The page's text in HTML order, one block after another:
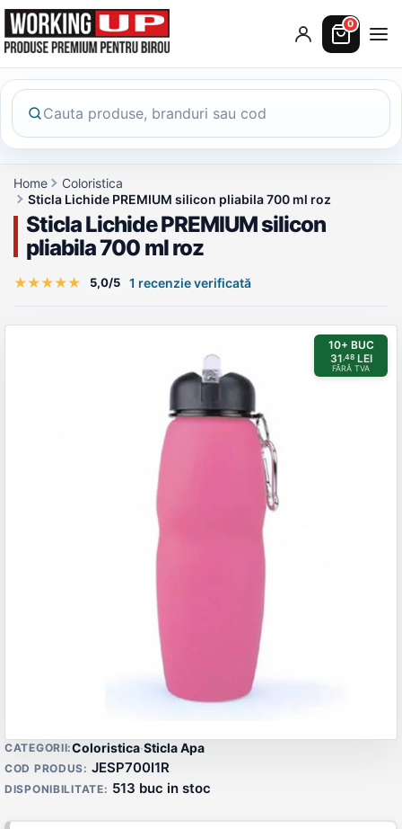
0
Home
Coloristica
Sticla Lichide PREMIUM silicon pliabila 700 ml roz
Sticla Lichide PREMIUM silicon
pliabila 700 ml roz
★★★★★ 5,0/5 1 recenzie verificată
10+ BUC
31,48LEI
FĂRĂ TVA
Detalii produs
CATEGORII:Coloristica·Sticla Apa
COD PRODUS: JESP700I1R
DISPONIBILITATE: 513 buc in stoc